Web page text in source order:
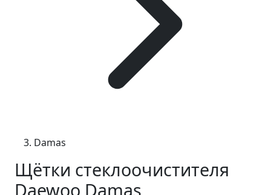
Damas
Щётки стеклоочистителя
Daewoo Damas